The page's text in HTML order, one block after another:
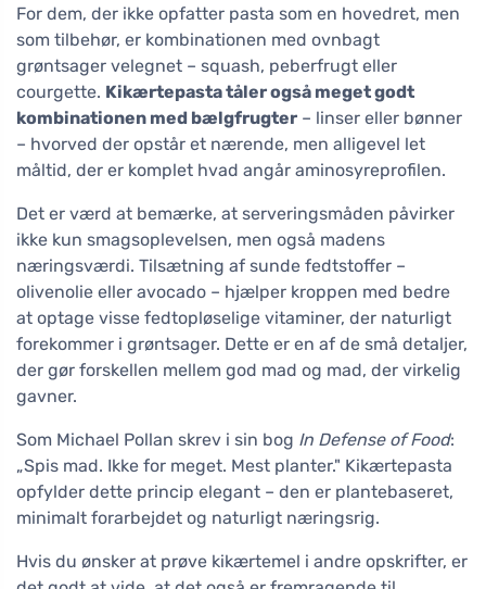
For dem, der ikke opfatter pasta som en hovedret, men
som tilbehør, er kombinationen med ovnbagt
grøntsager velegnet – squash, peberfrugt eller
courgette. Kikærtepasta tåler også meget godt
kombinationen med bælgfrugter – linser eller bønner
– hvorved der opstår et nærende, men alligevel let
måltid, der er komplet hvad angår aminosyreprofilen.
Det er værd at bemærke, at serveringsmåden påvirker
ikke kun smagsoplevelsen, men også madens
næringsværdi. Tilsætning af sunde fedtstoffer –
olivenolie eller avocado – hjælper kroppen med bedre
at optage visse fedtopløselige vitaminer, der naturligt
forekommer i grøntsager. Dette er en af de små detaljer,
der gør forskellen mellem god mad og mad, der virkelig
gavner.
Som Michael Pollan skrev i sin bog In Defense of Food:
„Spis mad. Ikke for meget. Mest planter." Kikærtepasta
opfylder dette princip elegant – den er plantebaseret,
minimalt forarbejdet og naturligt næringsrig.
Hvis du ønsker at prøve kikærtemel i andre opskrifter, er